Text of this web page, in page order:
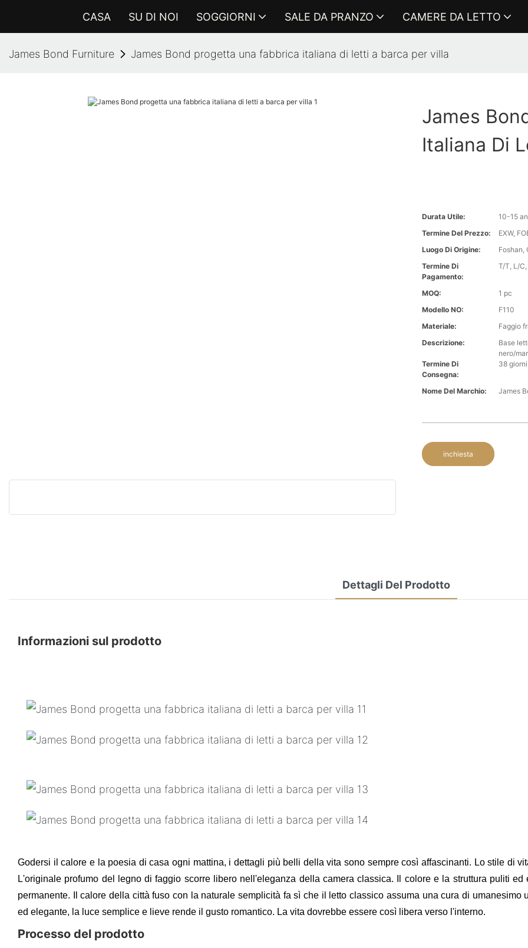
CASA SU DI NOI SOGGIORNI SALE DA PRANZO CAMERE DA LETTO
James Bond Furniture James Bond progetta una fabbrica italiana di letti a barca per villa
James
Italiana Di
Durata Utile:
10-15
Termine Del Prezzo:
EXW,
Luogo Di Origine:
Foshan,
Termine Di
Pagamento:
T/T, L/
MOQ:
1 pc
Modello NO:
F110
Materiale:
Faggio
Descrizione:
Base
nero/
Termine Di
Consegna:
38
Nome Del Marchio: James
inchiesta
Dettagli Del Prodotto
Informazioni sul prodotto
Godersi il calore e la poesia di casa ogni mattina, i dettagli più belli della vita sono sempre così affascinanti. Lo stile di
L'originale profumo del legno di faggio scorre libero nell'eleganza della camera classica. Il colore e la struttura puliti
permanente. Il calore della città fuso con la naturale semplicità fa sì che il letto classico assuma una cura di
ed elegante, la luce semplice e lieve rende il gusto romantico. La vita dovrebbe essere così libera verso l'interno.
Processo del prodotto